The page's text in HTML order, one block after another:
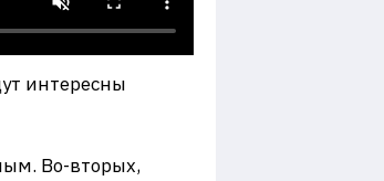
интересны
Во-вторых,